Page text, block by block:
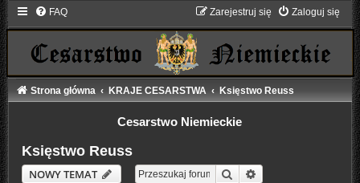
FAQ Zaloguj się
Zarejestruj się
Strona główna KRAJE CESARSTWA Księstwo Reuss
Cesarstwo Niemieckie
Księstwo Reuss
NOWY TEMAT Szukaj Wyszukiwanie